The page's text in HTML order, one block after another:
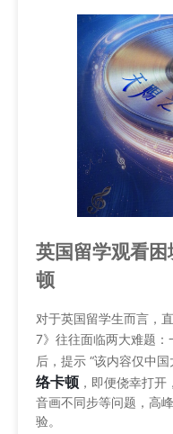
英国留学观看
顿
对于英国留学生而言，
7》往往面临两大难题：
后，提示 “该内容仅中
络卡顿 ，即便侥幸打开
音画不同步等问题，高
验。